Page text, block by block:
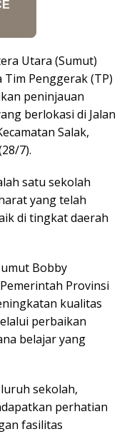
Utara (Sumut)
Penggerak (TP)
peninjauan
berlokasi di Jalan
Salak,
7).
satu sekolah
yang telah
di tingkat daerah
Bobby
Provinsi
kualitas
perbaikan
belajar yang
sekolah,
perhatian
fasilitas